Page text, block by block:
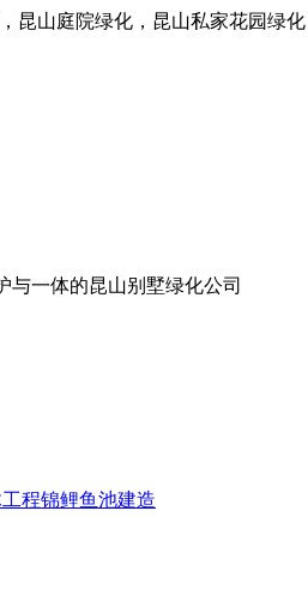
昆山庭院绿化，昆山私家花园绿
与一体的昆山别墅绿化公司
程锦鲤鱼池建造